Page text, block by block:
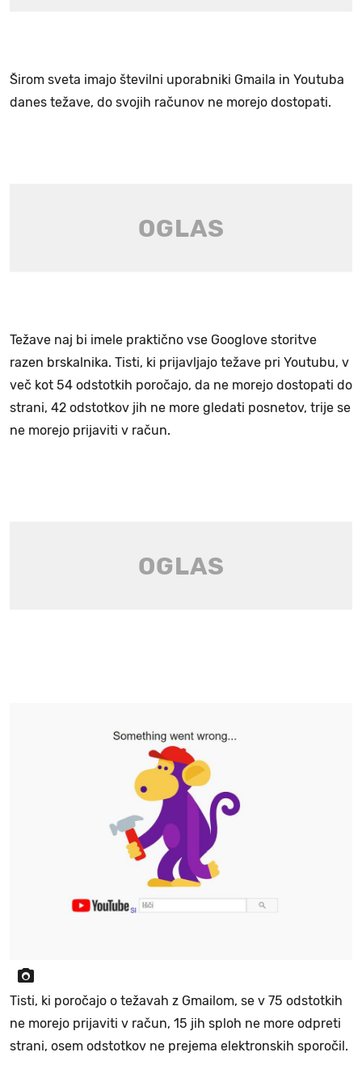
Širom sveta imajo številni uporabniki Gmaila in Youtuba
danes težave, do svojih računov ne morejo dostopati.
Težave naj bi imele praktično vse Googlove storitve
razen brskalnika. Tisti, ki prijavljajo težave pri Youtubu, v
več kot 54 odstotkih poročajo, da ne morejo dostopati do
strani, 42 odstotkov jih ne more gledati posnetov, trije se
ne morejo prijaviti v račun.
Tisti, ki poročajo o težavah z Gmailom, se v 75 odstotkih
ne morejo prijaviti v račun, 15 jih sploh ne more odpreti
strani, osem odstotkov ne prejema elektronskih sporočil.